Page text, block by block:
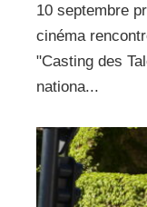
10 septembre
cinéma
"Casting des
nationa...